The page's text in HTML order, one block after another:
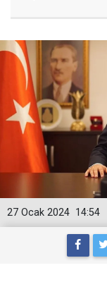
14:54
27 Ocak 2024